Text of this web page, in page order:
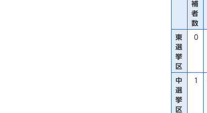
補
者
数
東
選
挙
区
0
中
選
挙
区
1